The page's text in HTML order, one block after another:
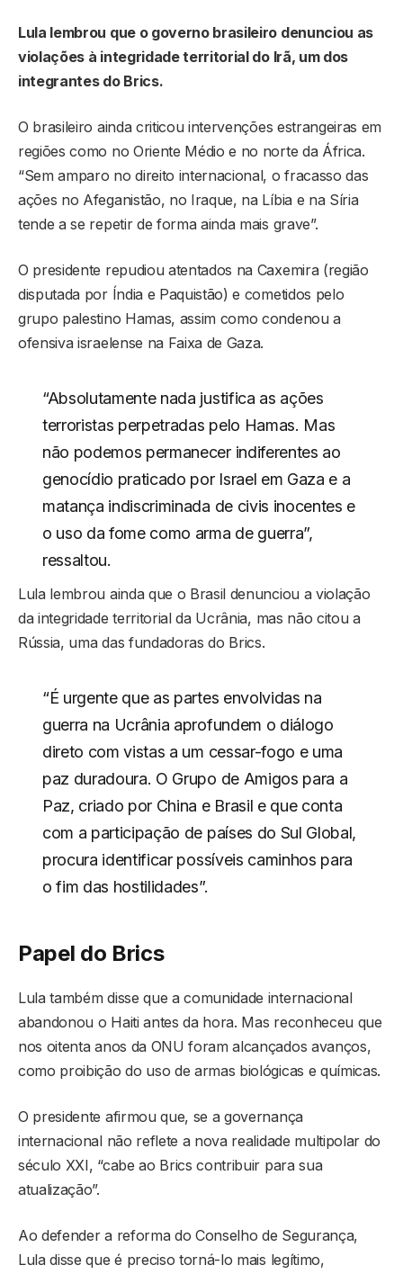
Lula lembrou que o governo brasileiro denunciou as
violações à integridade territorial do Irã, um dos
integrantes do Brics.
O brasileiro ainda criticou intervenções estrangeiras em
regiões como no Oriente Médio e no norte da África.
“Sem amparo no direito internacional, o fracasso das
ações no Afeganistão, no Iraque, na Líbia e na Síria
tende a se repetir de forma ainda mais grave”.
O presidente repudiou atentados na Caxemira (região
disputada por Índia e Paquistão) e cometidos pelo
grupo palestino Hamas, assim como condenou a
ofensiva israelense na Faixa de Gaza.
“Absolutamente nada justifica as ações
terroristas perpetradas pelo Hamas. Mas
não podemos permanecer indiferentes ao
genocídio praticado por Israel em Gaza e a
matança indiscriminada de civis inocentes e
o uso da fome como arma de guerra”,
ressaltou.
Lula lembrou ainda que o Brasil denunciou a violação
da integridade territorial da Ucrânia, mas não citou a
Rússia, uma das fundadoras do Brics.
“É urgente que as partes envolvidas na
guerra na Ucrânia aprofundem o diálogo
direto com vistas a um cessar-fogo e uma
paz duradoura. O Grupo de Amigos para a
Paz, criado por China e Brasil e que conta
com a participação de países do Sul Global,
procura identificar possíveis caminhos para
o fim das hostilidades”.
Papel do Brics
Lula também disse que a comunidade internacional
abandonou o Haiti antes da hora. Mas reconheceu que
nos oitenta anos da ONU foram alcançados avanços,
como proibição do uso de armas biológicas e químicas.
O presidente afirmou que, se a governança
internacional não reflete a nova realidade multipolar do
século XXI, “cabe ao Brics contribuir para sua
atualização”.
Ao defender a reforma do Conselho de Segurança,
Lula disse que é preciso torná-lo mais legítimo,